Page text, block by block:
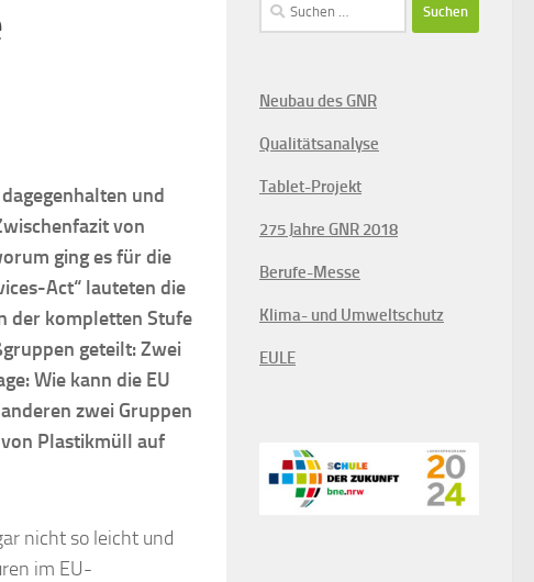
und
von
ging es für die
Act“ lauteten die
der kompletten Stufe
geteilt: Zwei
Wie kann die EU
zwei Gruppen
Plastikmüll auf
nicht so leicht und
im EU-
nach:
Neubau des GNR
Qualitätsanalyse
Tablet-Projekt
275 Jahre GNR 2018
Berufe-Messe
Klima- und Umweltschutz
EULE